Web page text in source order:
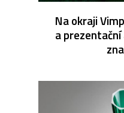
Na okraji
a